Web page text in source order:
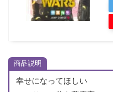
商品説明
幸せになってほしい